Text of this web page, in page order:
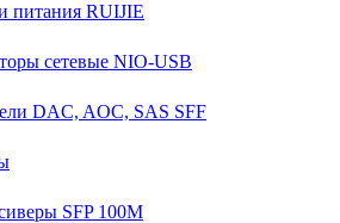
питания RUIJIE
сетевые NIO-USB
DAC, AOC, SAS SFF
SFP 100M